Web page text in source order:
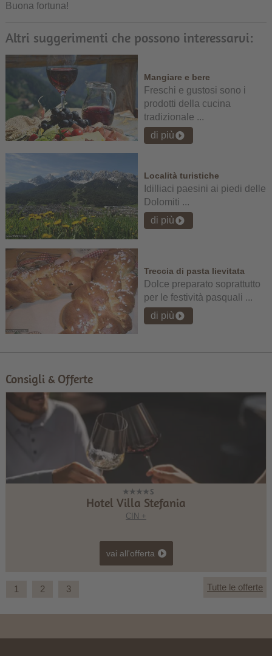
Buona fortuna!
Altri suggerimenti che possono interessarvi:
Mangiare e bere
Freschi e gustosi sono i
prodotti della cucina
tradizionale ...
di più
Località turistiche
Idilliaci paesini ai piedi delle
Dolomiti ...
di più
Treccia di pasta lievitata
Dolce preparato soprattutto
per le festività pasquali ...
di più
Consigli & Offerte
Hotel Villa Stefania
CIN +
vai all'offerta
1 2 3 Tutte le offerte